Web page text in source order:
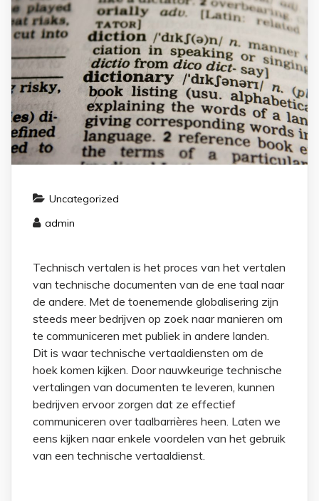
Uncategorized
admin
Technisch vertalen is het proces van het vertalen
van technische documenten van de ene taal naar
de andere. Met de toenemende globalisering zijn
steeds meer bedrijven op zoek naar manieren om
te communiceren met publiek in andere landen.
Dit is waar technische vertaaldiensten om de
hoek komen kijken. Door nauwkeurige technische
vertalingen van documenten te leveren, kunnen
bedrijven ervoor zorgen dat ze effectief
communiceren over taalbarrières heen. Laten we
eens kijken naar enkele voordelen van het gebruik
van een technische vertaaldienst.